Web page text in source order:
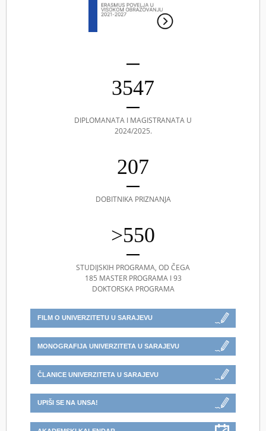
3547
DIPLOMANATA I MAGISTRANATA U
2024/2025.
207
DOBITNIKA PRIZNANJA
>550
STUDIJSKIH PROGRAMA, OD ČEGA
185 MASTER PROGRAMA I 93
DOKTORSKA PROGRAMA
FILM O UNIVERZITETU U SARAJEVU
MONOGRAFIJA UNIVERZITETA U SARAJEVU
ČLANICE UNIVERZITETA U SARAJEVU
UPIŠI SE NA UNSA!